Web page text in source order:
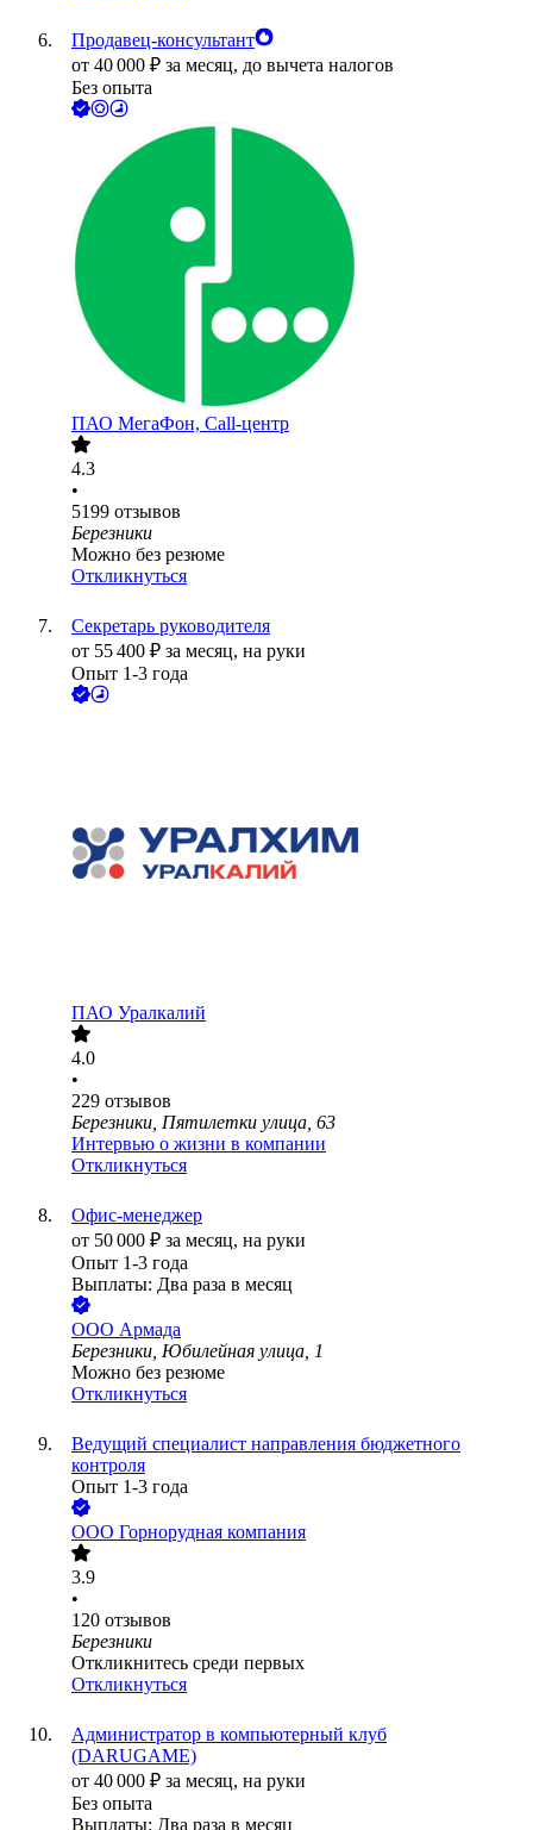
Продавец-консультант
от 40 000 ₽ за месяц, до вычета налогов
Без опыта
ПАО МегаФон, Call-центр
4.3
•
5199 отзывов
Березники
Можно без резюме
Откликнуться
Секретарь руководителя
от 55 400 ₽ за месяц, на руки
Опыт 1-3 года
ПАО Уралкалий
4.0
•
229 отзывов
Березники, Пятилетки улица, 63
Интервью о жизни в компании
Откликнуться
Офис-менеджер
от 50 000 ₽ за месяц, на руки
Опыт 1-3 года
Выплаты: Два раза в месяц
ООО Армада
Березники, Юбилейная улица, 1
Можно без резюме
Откликнуться
Ведущий специалист направления бюджетного
контроля
Опыт 1-3 года
ООО Горнорудная компания
3.9
•
120 отзывов
Березники
Откликнитесь среди первых
Откликнуться
Администратор в компьютерный клуб
(DARUGAME)
от 40 000 ₽ за месяц, на руки
Без опыта
Выплаты: Два раза в месяц